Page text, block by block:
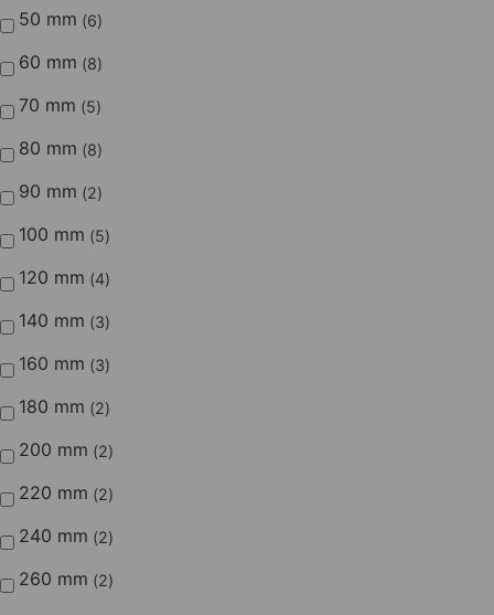
50 mm 6
60 mm 8
70 mm 5
80 mm 8
90 mm 2
100 mm 5
120 mm 4
140 mm 3
160 mm 3
180 mm 2
200 mm 2
220 mm 2
240 mm 2
260 mm 2